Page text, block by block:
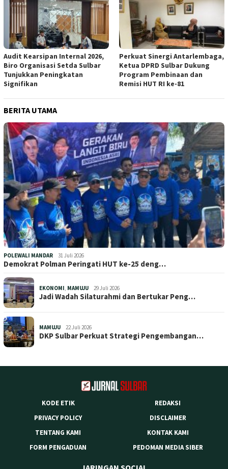
Audit Kearsipan Internal 2026,
Biro Organisasi Setda Sulbar
Tunjukkan Peningkatan
Signifikan
Perkuat Sinergi Antarlembaga,
Ketua DPRD Sulbar Dukung
Program Pembinaan dan
Remisi HUT RI ke-81
BERITA UTAMA
POLEWALI MANDAR 31 Juli 2026
Demokrat Polman Peringati HUT ke-25 deng…
EKONOMI, MAMUJU 29 Juli 2026
Jadi Wadah Silaturahmi dan Bertukar Peng…
MAMUJU 22 Juli 2026
DKP Sulbar Perkuat Strategi Pengembangan…
KODE ETIK
REDAKSI
PRIVACY POLICY
DISCLAIMER
TENTANG KAMI
KONTAK KAMI
FORM PENGADUAN
PEDOMAN MEDIA SIBER